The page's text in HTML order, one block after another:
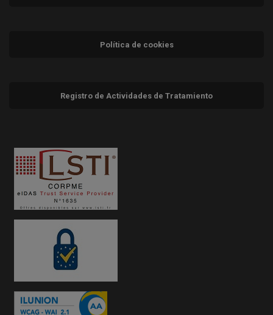
Política de cookies
Registro de Actividades de Tratamiento